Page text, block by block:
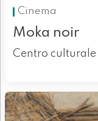
Cinema
Moka noir
Centro culturale